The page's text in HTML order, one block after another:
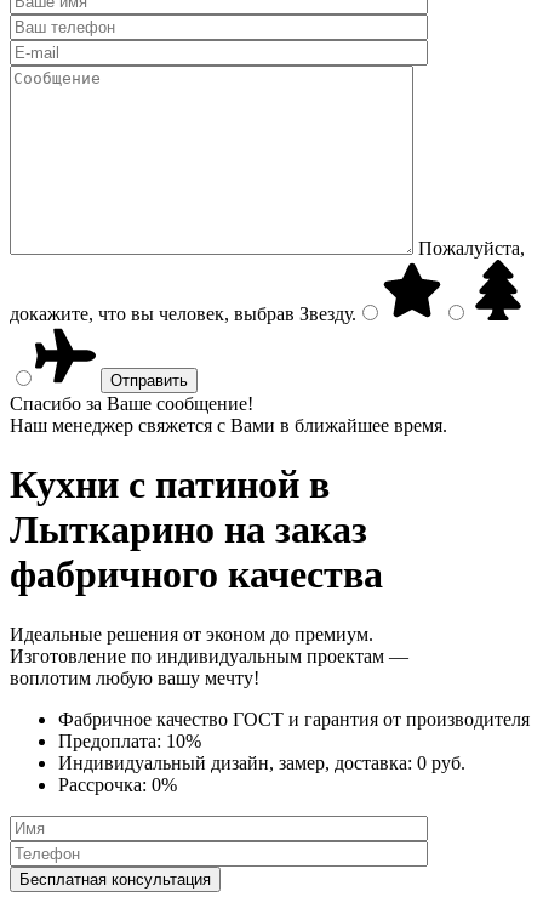
Пожалуйста,
докажите, что вы человек, выбрав Звезду.
Спасибо за Ваше сообщение!
Наш менеджер свяжется с Вами в ближайшее время.
Кухни с патиной в
Лыткарино на заказ
фабричного качества
Идеальные решения от эконом до премиум.
Изготовление по индивидуальным проектам —
воплотим любую вашу мечту!
Фабричное качество ГОСТ и гарантия от производителя
Предоплата: 10%
Индивидуальный дизайн, замер, доставка: 0 руб.
Рассрочка: 0%